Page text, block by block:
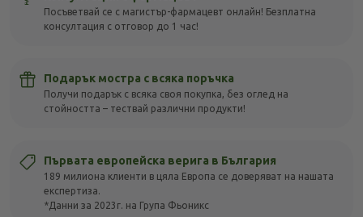
Посъветвай се с магистър-фармацевт онлайн! Безплатна
консултация с отговор до 1 час!
Подарък мостра с всяка поръчка
Получи подарък с всяка своя покупка, без оглед на
стойността – тествай различни продукти!
Първата европейска верига в България
189 милиона клиенти в цяла Европа се доверяват на нашата
експертиза.
*Данни за 2023г. на Група Фьоникс